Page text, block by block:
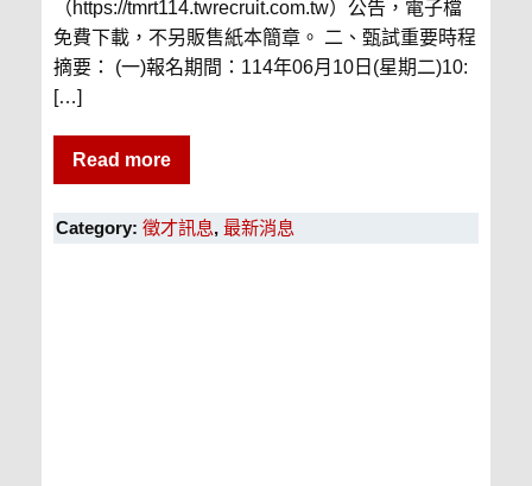
（https://tmrt114.twrecruit.com.tw）公告，電子檔
免費下載，不另販售紙本簡章。 二、甄試重要時程
摘要： (一)報名期間：114年06月10日(星期二)10:
[…]
Read more
Category: 徵才訊息, 最新消息